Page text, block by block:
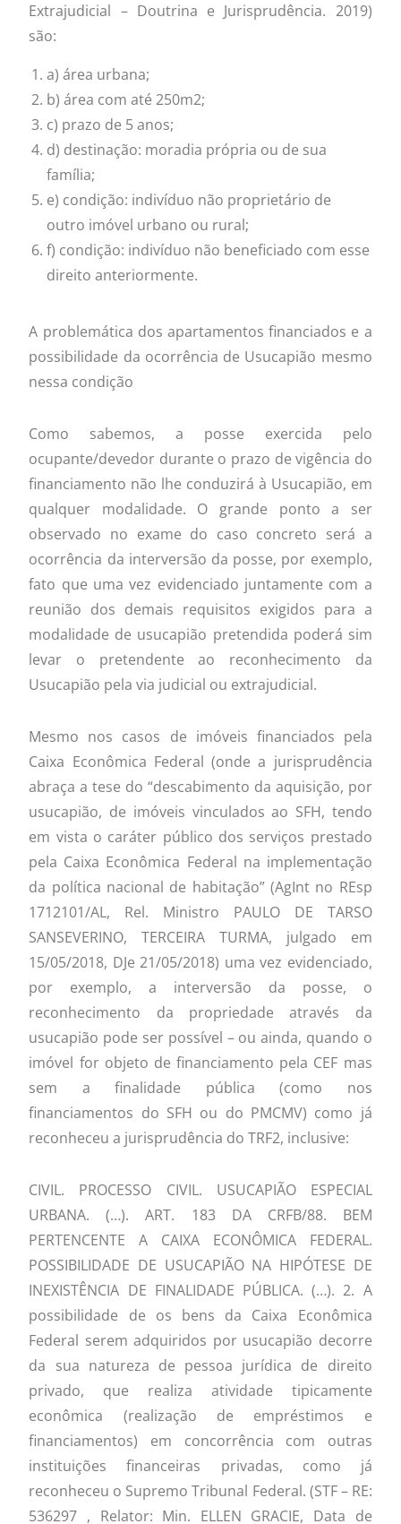
Extrajudicial – Doutrina e Jurisprudência. 2019)
são:
a) área urbana;
b) área com até 250m2;
c) prazo de 5 anos;
d) destinação: moradia própria ou de sua
família;
e) condição: indivíduo não proprietário de
outro imóvel urbano ou rural;
f) condição: indivíduo não beneficiado com esse
direito anteriormente.
A problemática dos apartamentos financiados e a
possibilidade da ocorrência de Usucapião mesmo
nessa condição
Como sabemos, a posse exercida pelo
ocupante/devedor durante o prazo de vigência do
financiamento não lhe conduzirá à Usucapião, em
qualquer modalidade. O grande ponto a ser
observado no exame do caso concreto será a
ocorrência da interversão da posse, por exemplo,
fato que uma vez evidenciado juntamente com a
reunião dos demais requisitos exigidos para a
modalidade de usucapião pretendida poderá sim
levar o pretendente ao reconhecimento da
Usucapião pela via judicial ou extrajudicial.
Mesmo nos casos de imóveis financiados pela
Caixa Econômica Federal (onde a jurisprudência
abraça a tese do “descabimento da aquisição, por
usucapião, de imóveis vinculados ao SFH, tendo
em vista o caráter público dos serviços prestado
pela Caixa Econômica Federal na implementação
da política nacional de habitação” (AgInt no REsp
1712101/AL, Rel. Ministro PAULO DE TARSO
SANSEVERINO, TERCEIRA TURMA, julgado em
15/05/2018, DJe 21/05/2018) uma vez evidenciado,
por exemplo, a interversão da posse, o
reconhecimento da propriedade através da
usucapião pode ser possível – ou ainda, quando o
imóvel for objeto de financiamento pela CEF mas
sem a finalidade pública (como nos
financiamentos do SFH ou do PMCMV) como já
reconheceu a jurisprudência do TRF2, inclusive:
CIVIL. PROCESSO CIVIL. USUCAPIÃO ESPECIAL
URBANA. (…). ART. 183 DA CRFB/88. BEM
PERTENCENTE A CAIXA ECONÔMICA FEDERAL.
POSSIBILIDADE DE USUCAPIÃO NA HIPÓTESE DE
INEXISTÊNCIA DE FINALIDADE PÚBLICA. (…). 2. A
possibilidade de os bens da Caixa Econômica
Federal serem adquiridos por usucapião decorre
da sua natureza de pessoa jurídica de direito
privado, que realiza atividade tipicamente
econômica (realização de empréstimos e
financiamentos) em concorrência com outras
instituições financeiras privadas, como já
reconheceu o Supremo Tribunal Federal. (STF – RE:
536297 , Relator: Min. ELLEN GRACIE, Data de